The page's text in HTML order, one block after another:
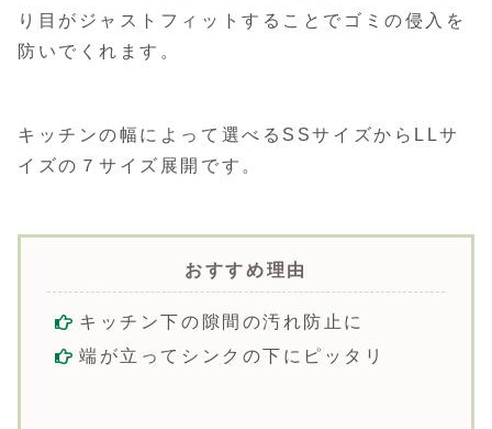
り目がジャストフィットすることでゴミの侵入を
防いでくれます。
キッチンの幅によって選べるSSサイズからLLサ
イズの７サイズ展開です。
おすすめ理由
キッチン下の隙間の汚れ防止に
端が立ってシンクの下にピッタリ